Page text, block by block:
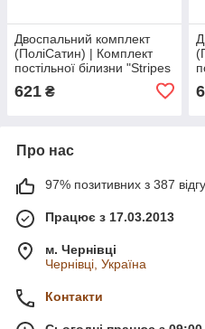
Двоспальний комплект
(ПоліСатин) | Комплект
постільної білизни "Stripes
Простирадло 180х220 см
621 ₴
Про нас
97% позитивних з 387
Працює з 17.03.2013
м. Чернівці
Чернівці, Україна
Контакти